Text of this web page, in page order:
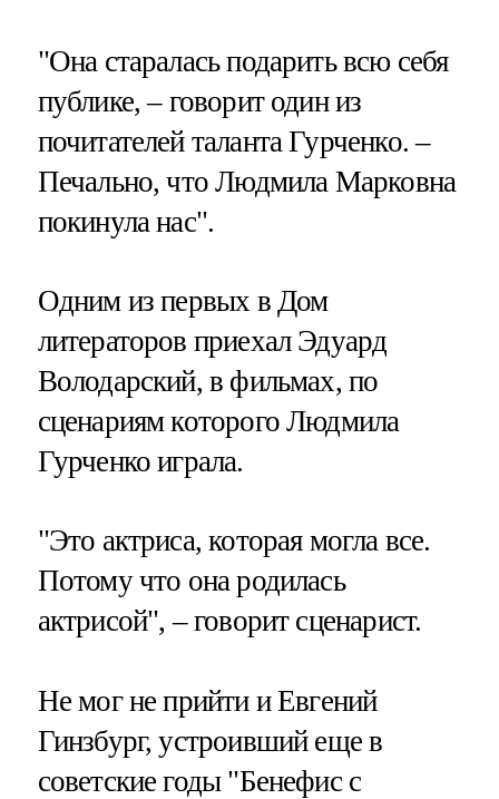
"Она старалась подарить всю себя
публике, – говорит один из
почитателей таланта Гурченко. –
Печально, что Людмила Марковна
покинула нас".
Одним из первых в Дом
литераторов приехал Эдуард
Володарский, в фильмах, по
сценариям которого Людмила
Гурченко играла.
"Это актриса, которая могла все.
Потому что она родилась
актрисой", – говорит сценарист.
Не мог не прийти и Евгений
Гинзбург, устроивший еще в
советские годы "Бенефис с